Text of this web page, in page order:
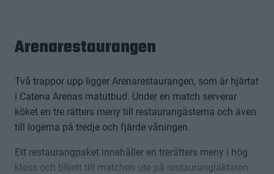
Arenarestaurangen
Två trappor upp ligger Arenarestaurangen, som är hjärtat
i Catena Arenas matutbud. Under en match serverar
köket en tre rätters meny till restaurangästerna och även
till logerna på tredje och fjärde våningen.
Ett restaurangpaket innehåller en trerätters meny i hög
klass och biljett till matchen ute på restaurangläktaren.